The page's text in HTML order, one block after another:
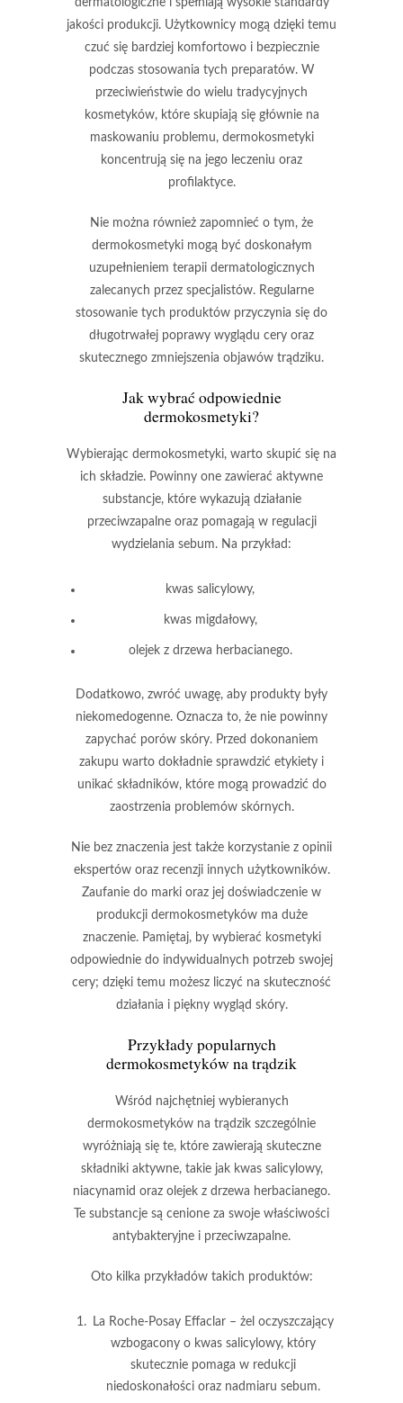
dermatologicznei spełniają wysokie standardy
jakości produkcji. Użytkownicy mogą dzięki temu
czuć się bardziej komfortowo i bezpiecznie
podczas stosowania tych preparatów. W
przeciwieństwie do wielu tradycyjnych
kosmetyków, które skupiają się głównie na
maskowaniu problemu, dermokosmetyki
koncentrują się na jego leczeniu oraz
profilaktyce.
Nie można również zapomnieć o tym, że
dermokosmetyki mogą być doskonałym
uzupełnieniem terapii dermatologicznych
zalecanych przez specjalistów. Regularne
stosowanie tych produktów przyczynia się do
długotrwałej poprawy wyglądu cery oraz
skutecznego zmniejszenia objawów trądziku.
Jak wybrać odpowiednie
dermokosmetyki?
Wybierając dermokosmetyki, warto skupić się na
ich składzie. Powinny one zawierać aktywne
substancje, które wykazują działanie
przeciwzapalne oraz pomagają w regulacji
wydzielania sebum. Na przykład:
kwas salicylowy,
kwas migdałowy,
olejek z drzewa herbacianego.
Dodatkowo, zwróć uwagę, aby produkty były
niekomedogenne. Oznacza to, że nie powinny
zapychać porów skóry. Przed dokonaniem
zakupu warto dokładnie sprawdzić etykiety i
unikać składników, które mogą prowadzić do
zaostrzenia problemów skórnych.
Nie bez znaczenia jest także korzystanie z opinii
ekspertów oraz recenzji innych użytkowników.
Zaufanie do marki oraz jej doświadczenie w
produkcji dermokosmetyków ma duże
znaczenie.Pamiętaj, by wybierać kosmetyki
odpowiednie do indywidualnych potrzeb swojej
cery; dzięki temu możesz liczyć na skuteczność
działania i piękny wygląd skóry.
Przykłady popularnych
dermokosmetyków na trądzik
Wśród najchętniej wybieranych
dermokosmetyków na trądzik szczególnie
wyróżniają się te, które zawierają skuteczne
składniki aktywne, takie jak kwas salicylowy,
niacynamid oraz olejek z drzewa herbacianego.
Te substancje są cenione za swoje właściwości
antybakteryjne i przeciwzapalne.
Oto kilka przykładów takich produktów:
La Roche-Posay Effaclar – żel oczyszczający
wzbogacony o kwas salicylowy, który
skutecznie pomaga w redukcji
niedoskonałości oraz nadmiaru sebum.